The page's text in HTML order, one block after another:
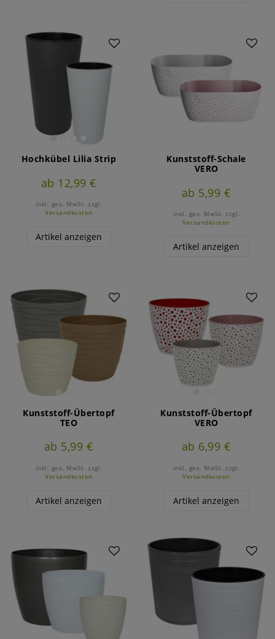
Hochkübel Lilia Strip
ab 12,99 €
inkl. ges. MwSt. zzgl.
Versandkosten
Artikel anzeigen
Kunststoff-Schale
VERO
ab 5,99 €
inkl. ges. MwSt. zzgl.
Versandkosten
Artikel anzeigen
Kunststoff-Übertopf
TEO
ab 5,99 €
inkl. ges. MwSt. zzgl.
Versandkosten
Artikel anzeigen
Kunststoff-Übertopf
VERO
ab 6,99 €
inkl. ges. MwSt. zzgl.
Versandkosten
Artikel anzeigen